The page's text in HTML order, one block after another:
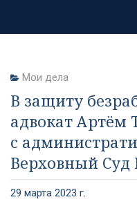
Мои дела
В защиту
адвокат Артём
с
Верховный Суд
29 марта 2023 г.